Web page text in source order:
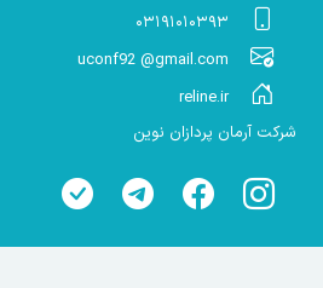
۰۳۱۹۱۰۱۰۳۹۳
uconf92 @gmail.com
reline.ir
شرکت آرمان پردازان نوین